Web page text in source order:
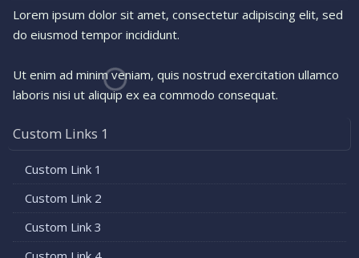
Lorem ipsum dolor sit amet, consectetur adipiscing elit, sed
do eiusmod tempor incididunt.
Ut enim ad minim veniam, quis nostrud exercitation ullamco
laboris nisi ut aliquip ex ea commodo consequat.
Custom Links 1
Custom Link 1
Custom Link 2
Custom Link 3